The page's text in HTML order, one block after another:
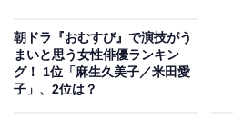
朝ドラ『おむすび』で演技がう
まいと思う女性俳優ランキン
グ！ 1位「麻生久美子／米田愛
子」、2位は？